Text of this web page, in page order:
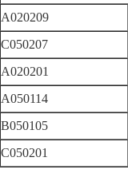
A020209
C050207
A020201
A050114
B050105
C050201